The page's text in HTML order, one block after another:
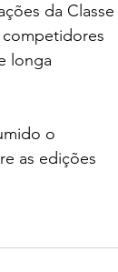
da Classe
longa
o
as edições